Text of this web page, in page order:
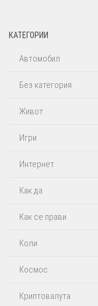
КАТЕГОРИИ
Автомобил
Без категория
Живот
Игри
Интернет
Как да
Как се прави
Коли
Космос
Криптовалута